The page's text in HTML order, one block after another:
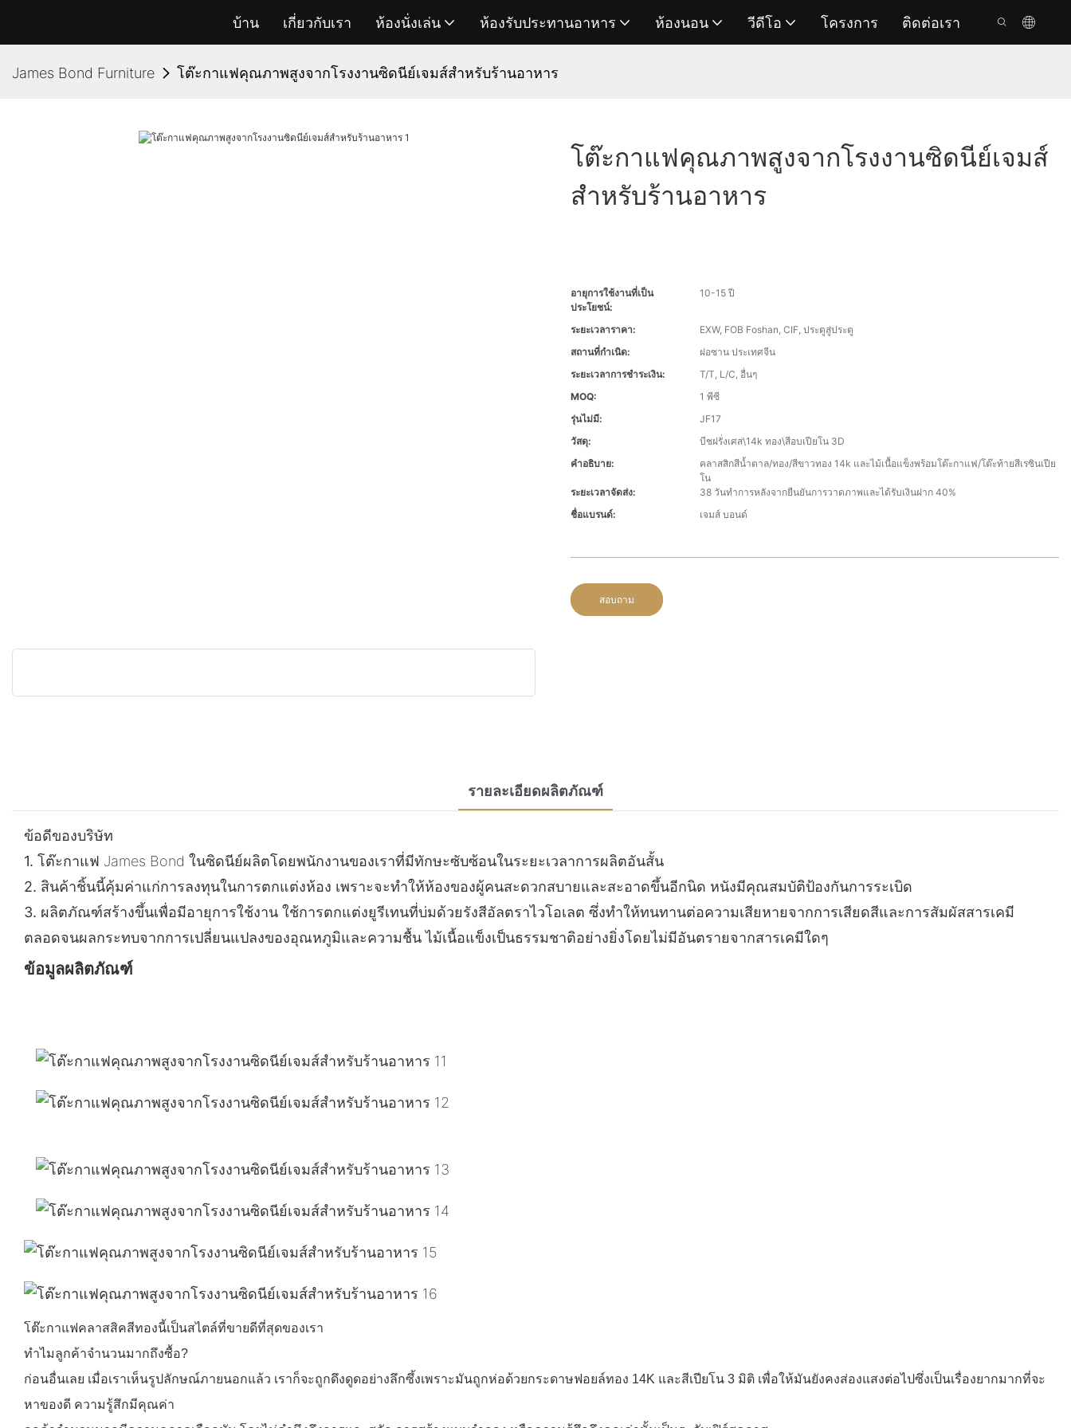
บ้าน เกี่ยวกับเรา ห้องนั่งเล่น ห้องรับประทานอาหาร ห้องนอน วีดีโอ โครงการ ติดต่อเรา
James Bond Furniture โต๊ะกาแฟคุณภาพสูงจากโรงงานซิดนีย์เจมส์สำหรับร้านอาหาร
โต๊ะกาแฟคุณภาพสูงจากโรงงานซิดนีย์เจมส์
สำหรับร้านอาหาร
อายุการใช้งานที่เป็น
ประโยชน์:
10-15 ปี
ระยะเวลาราคา:
EXW, FOB Foshan, CIF, ประตูสู่ประตู
สถานที่กำเนิด:
ฝอซาน ประเทศจีน
ระยะเวลาการชำระเงิน:
T/T, L/C, อื่นๆ
MOQ:
1 พีซี
รุ่นไม่มี:
JF17
วัสดุ:
บีชฝรั่งเศส\14k ทอง\สีอบเปียโน 3D
คำอธิบาย:
คลาสสิกสีน้ำตาล/ทอง/สีขาวทอง 14k และไม้เนื้อแข็งพร้อมโต๊ะกาแฟ/โต๊ะท้ายสีเรซินเปีย
โน
ระยะเวลาจัดส่ง:
38 วันทำการหลังจากยืนยันการวาดภาพและได้รับเงินฝาก 40%
ชื่อแบรนด์:
เจมส์ บอนด์
สอบถาม
รายละเอียดผลิตภัณฑ์
ข้อดีของบริษัท
1. โต๊ะกาแฟ James Bond ในซิดนีย์ผลิตโดยพนักงานของเราที่มีทักษะซับซ้อนในระยะเวลาการผลิตอันสั้น
2. สินค้าชิ้นนี้คุ้มค่าแก่การลงทุนในการตกแต่งห้อง เพราะจะทำให้ห้องของผู้คนสะดวกสบายและสะอาดขึ้นอีกนิด หนังมีคุณสมบัติป้องกันการระเบิด
3. ผลิตภัณฑ์สร้างขึ้นเพื่อมีอายุการใช้งาน ใช้การตกแต่งยูรีเทนที่บ่มด้วยรังสีอัลตราไวโอเลต ซึ่งทำให้ทนทานต่อความเสียหายจากการเสียดสีและการสัมผัสสารเคมี
ตลอดจนผลกระทบจากการเปลี่ยนแปลงของอุณหภูมิและความชื้น ไม้เนื้อแข็งเป็นธรรมชาติอย่างยิ่งโดยไม่มีอันตรายจากสารเคมีใดๆ
ข้อมูลผลิตภัณฑ์
โต๊ะกาแฟคลาสสิคสีทองนี้เป็นสไตล์ที่ขายดีที่สุดของเรา
ทำไมลูกค้าจำนวนมากถึงซื้อ?
ก่อนอื่นเลย เมื่อเราเห็นรูปลักษณ์ภายนอกแล้ว เราก็จะถูกดึงดูดอย่างลึกซึ้งเพราะมันถูกห่อด้วยกระดาษฟอยล์ทอง 14K และสีเปียโน 3 มิติ เพื่อให้มันยังคงส่องแสงต่อไปซึ่งเป็นเรื่องยากมากที่จะ
หาของดี ความรู้สึกมีคุณค่า